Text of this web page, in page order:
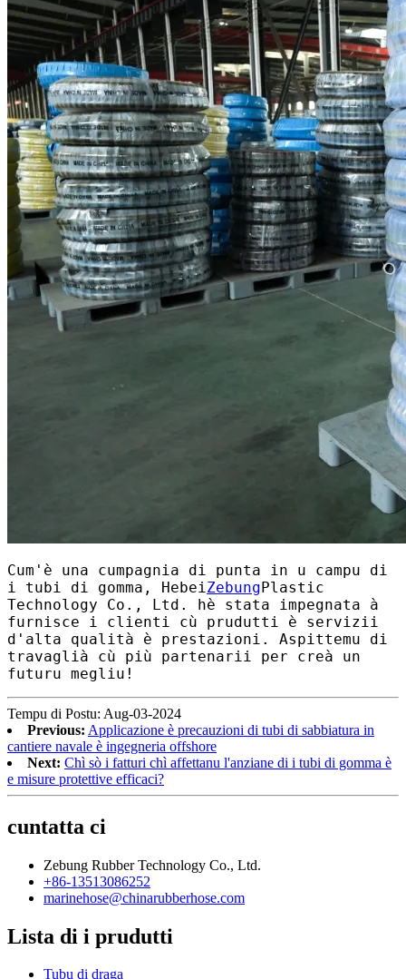
Cum'è una cumpagnia di punta in u campu di
i tubi di gomma, Hebei ZebungPlastic
Technology Co., Ltd. hè stata impegnata à
furnisce i clienti cù prudutti è servizii
d'alta qualità è prestazioni. Aspittemu di
travaglià cù più partenarii per creà un
futuru megliu!
Tempu di Postu: Aug-03-2024
Previous: Applicazione è precauzioni di tubi di sabbiatura in
cantiere navale è ingegneria offshore
Next: Chì sò i fatturi chì affettanu l'anziane di i tubi di gomma è
e misure protettive efficaci?
cuntatta ci
Zebung Rubber Technology Co., Ltd.
+86-13513086252
marinehose@chinarubberhose.com
Lista di i prudutti
Tubu di draga